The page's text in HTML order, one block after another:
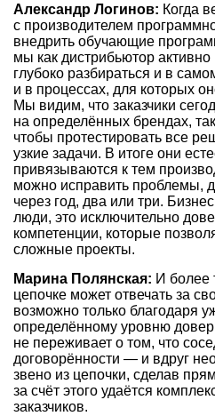
Александр Логинов: Когда
с производителем
внедрить обучающие
мы как дистрибьютор
глубоко разбираться и в
и в процессах, для которых
Мы видим, что заказчики
на определённых брендах,
чтобы протестировать все
узкие задачи. В итоге они
привязываются к тем
можно исправить проблемы,
через год, два или три.
люди, это исключительно
компетенции, которые
сложные проекты.
Марина Полянская: И более
цепочке может отвечать за
возможно только благодаря
определённому уровню
не переживает о том, что
договорённости — и вдруг
звено из цепочки, сделав
за счёт этого удаётся
заказчиков.